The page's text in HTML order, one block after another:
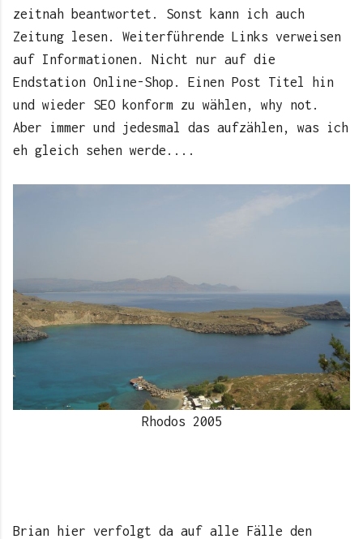
zeitnah beantwortet. Sonst kann ich auch
Zeitung lesen.
Weiterführende Links verweisen
auf Informationen. Nicht nur auf die
Endstation Online-Shop. Einen Post Titel hin
und wieder SEO konform zu wählen, why not.
Aber immer und jedesmal das aufzählen, was ich
eh gleich sehen werde....
Rhodos 2005
Brian hier verfolgt da auf alle Fälle den